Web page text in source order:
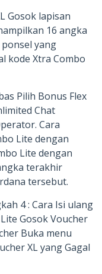
Gosok lapisan
16 angka
yang
kode Xtra Combo
Pilih Bonus Flex
Chat
Cara
Lite dengan
Lite dengan
terakhir
tersebut.
4 : Cara Isi ulang
Gosok Voucher
Buka menu
XL yang Gagal